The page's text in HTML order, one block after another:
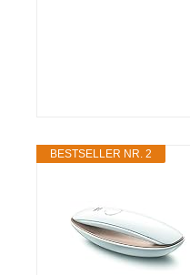
BESTSELLER NR. 2